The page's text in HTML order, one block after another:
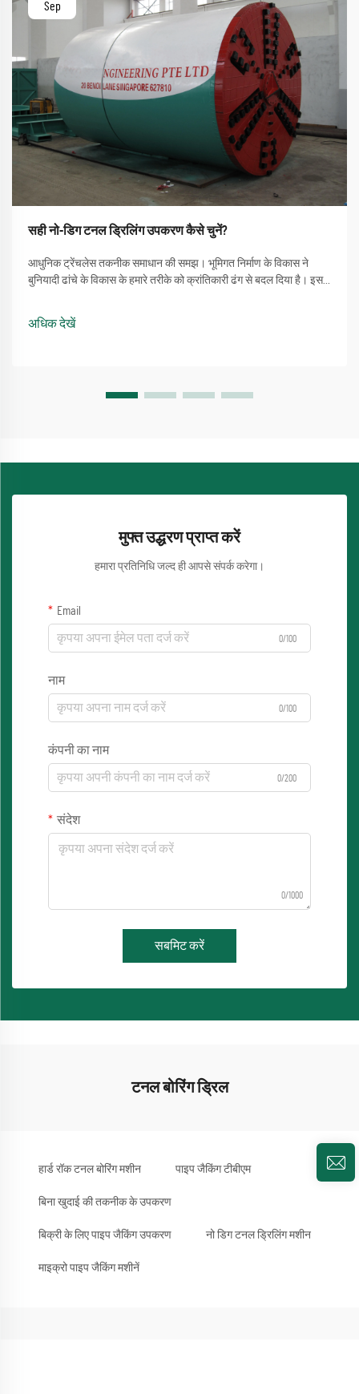
Sep
सही नो-डिग टनल ड्रिलिंग उपकरण कैसे चुनें?
आधुनिक ट्रेंचलेस तकनीक समाधान की समझ। भूमिगत निर्माण के विकास ने
बुनियादी ढांचे के विकास के हमारे तरीके को क्रांतिकारी ढंग से बदल दिया है। इस
अधिक देखें
मुफ्त उद्धरण प्राप्त करें
हमारा प्रतिनिधि जल्द ही आपसे संपर्क करेगा।
Email
0/100
नाम
0/100
कंपनी का नाम
0/200
संदेश
0/1000
सबमिट करें
टनल बोरिंग ड्रिल
हार्ड रॉक टनल बोरिंग मशीन पाइप जैकिंग टीबीएम
बिना खुदाई की तकनीक के उपकरण
बिक्री के लिए पाइप जैकिंग उपकरण नो डिग टनल ड्रिलिंग मशीन
माइक्रो पाइप जैकिंग मशीनें